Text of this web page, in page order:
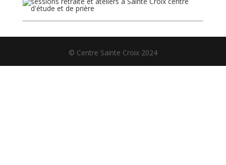
© Centre Sainte Croix 2024